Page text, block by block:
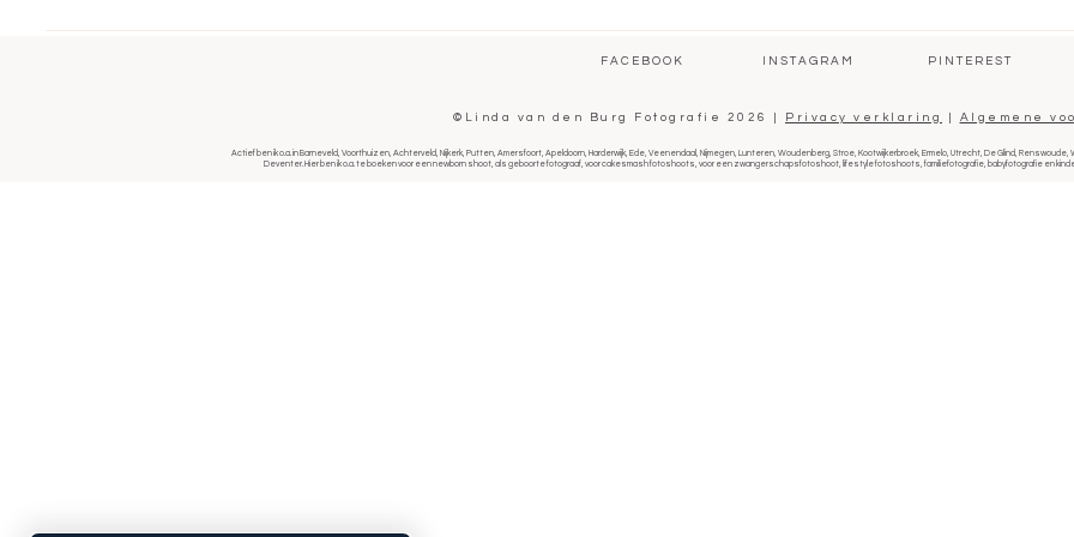
F A C E B O O K I N S T A G R A M P I N T E R E S T
©Linda van den Burg Fotografie 2026 | Privacy verklaring Algemene
Actief ben ik o.a. in Barneveld, Voorthuizen, Achterveld, Nijkerk, Putten, Amersfoort, Apeldoorn, Harderwijk, Ede, Veenendaal, Nijmegen, Lunteren, Woudenberg, Stroe, Kootwijkerbroek, Ermelo, Utrecht, De Glind,
Deventer. Hier ben ik o.a. te boeken voor een newborn shoot, als geboorte fotograaf, voor cakesmash fotoshoots, voor een zwangerschapsfotoshoot, lifestyle fotoshoots, familiefotografie, babyfotografie en